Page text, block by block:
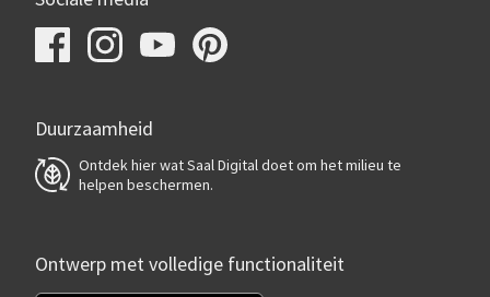
Duurzaamheid
Ontdek hier wat Saal Digital doet om het milieu te
helpen beschermen.
Ontwerp met volledige functionaliteit